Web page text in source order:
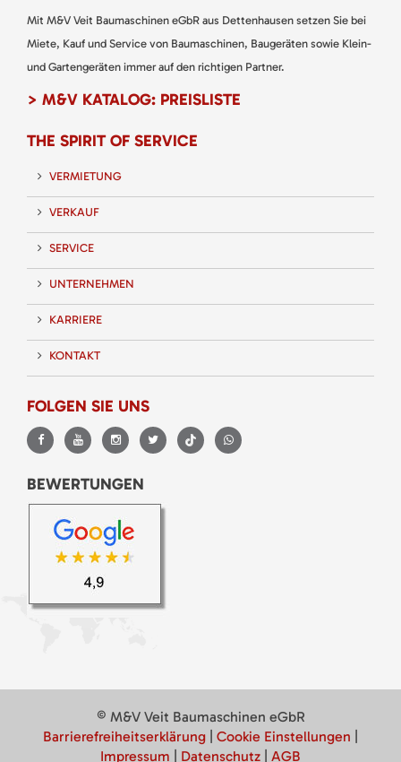
Mit M&V Veit Baumaschinen eGbR aus Dettenhausen setzen Sie bei
Miete, Kauf und Service von Baumaschinen, Baugeräten sowie Klein-
und Gartengeräten immer auf den richtigen Partner.
> M&V KATALOG: PREISLISTE
THE SPIRIT OF SERVICE
VERMIETUNG
VERKAUF
SERVICE
UNTERNEHMEN
KARRIERE
KONTAKT
FOLGEN SIE UNS
BEWERTUNGEN
© M&V Veit Baumaschinen eGbR
Barrierefreiheitserklärung
Cookie Einstellungen
Impressum
Datenschutz AGB